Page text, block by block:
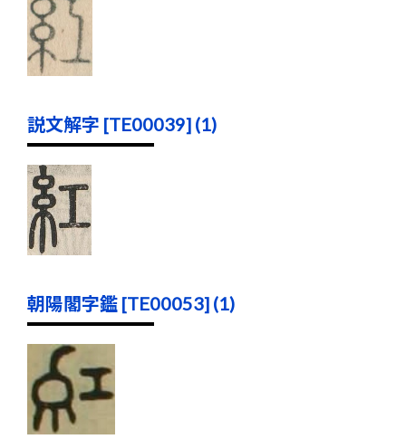
説文解字 [TE00039] (1)
朝陽閣字鑑 [TE00053] (1)